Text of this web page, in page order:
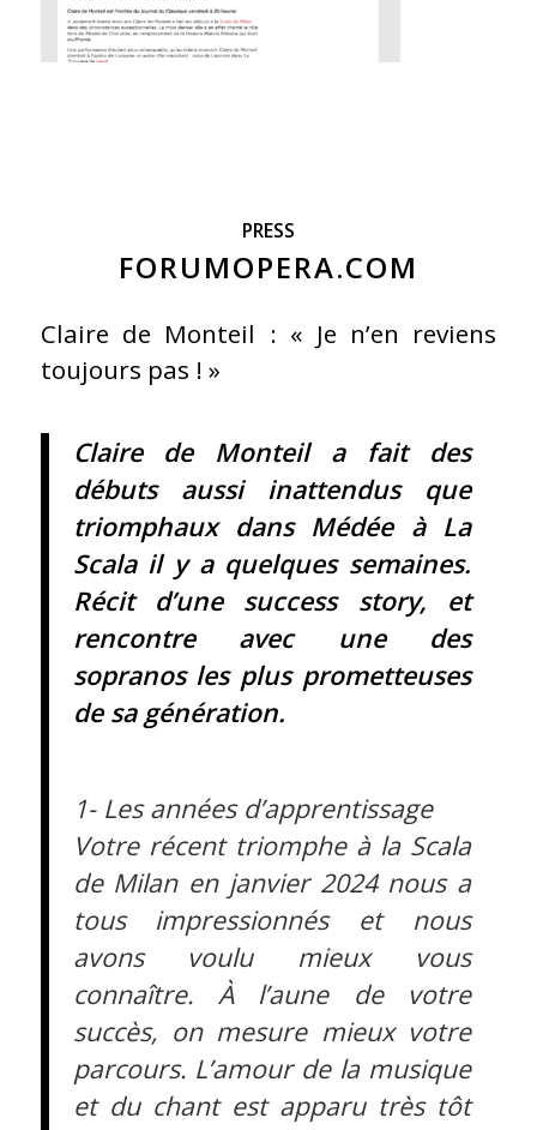
PRESS
FORUMOPERA.COM
Claire de Monteil : « Je n’en reviens
toujours pas ! »
Claire de Monteil a fait des
débuts aussi inattendus que
triomphaux dans Médée à La
Scala il y a quelques semaines.
Récit d’une success story, et
rencontre avec une des
sopranos les plus prometteuses
de sa génération.
1- Les années d’apprentissage
Votre récent triomphe à la Scala
de Milan en janvier 2024 nous a
tous impressionnés et nous
avons voulu mieux vous
connaître. À l’aune de votre
succès, on mesure mieux votre
parcours. L’amour de la musique
et du chant est apparu très tôt